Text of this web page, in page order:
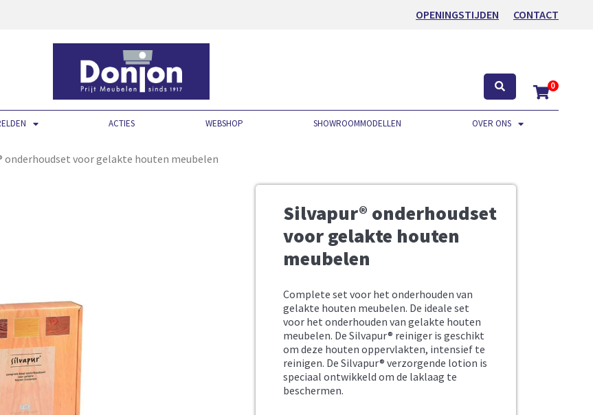
OPENINGSTIJDEN CONTACT
0
ACTIES WEBSHOP SHOWROOMMODELLEN OVER ONS
onderhoudset voor gelakte houten meubelen
Silvapur® onderhoudset
voor gelakte houten
meubelen
Complete set voor het onderhouden van
gelakte houten meubelen. De ideale set
voor het onderhouden van gelakte houten
meubelen. De Silvapur® reiniger is geschikt
om deze houten oppervlakten, intensief te
reinigen. De Silvapur® verzorgende lotion is
speciaal ontwikkeld om de laklaag te
beschermen.